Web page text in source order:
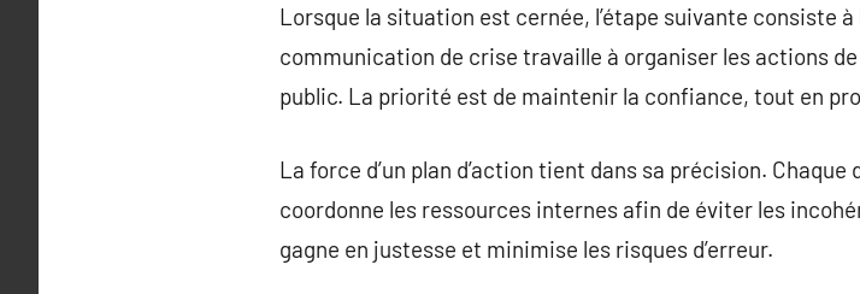
Lorsque la situation est cernée, l’étape suivante consiste
communication de crise travaille à organiser les actions
public. La priorité est de maintenir la confiance, tout en
La force d’un plan d’action tient dans sa précision.
coordonne les ressources internes afin de éviter les
gagne en justesse et minimise les risques d’erreur.